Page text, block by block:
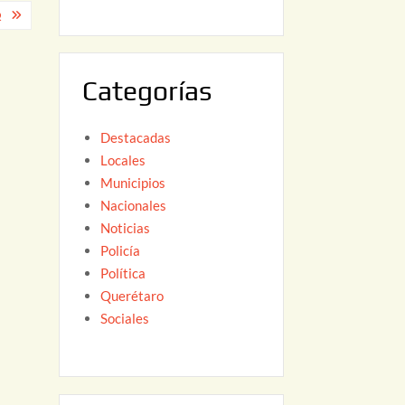
2
Categorías
Destacadas
Locales
Municipios
Nacionales
Noticias
Policía
Política
Querétaro
Sociales